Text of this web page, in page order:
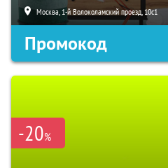
Москва, 1-й Волоколамский проезд, 10с1
Промокод
-20%